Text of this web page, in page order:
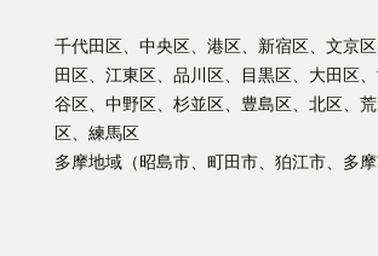
千代田区、中央区、港区、新宿区、文京
田区、江東区、品川区、目黒区、大田区
谷区、中野区、杉並区、豊島区、北区、
区、練馬区
多摩地域（昭島市、町田市、狛江市、多摩